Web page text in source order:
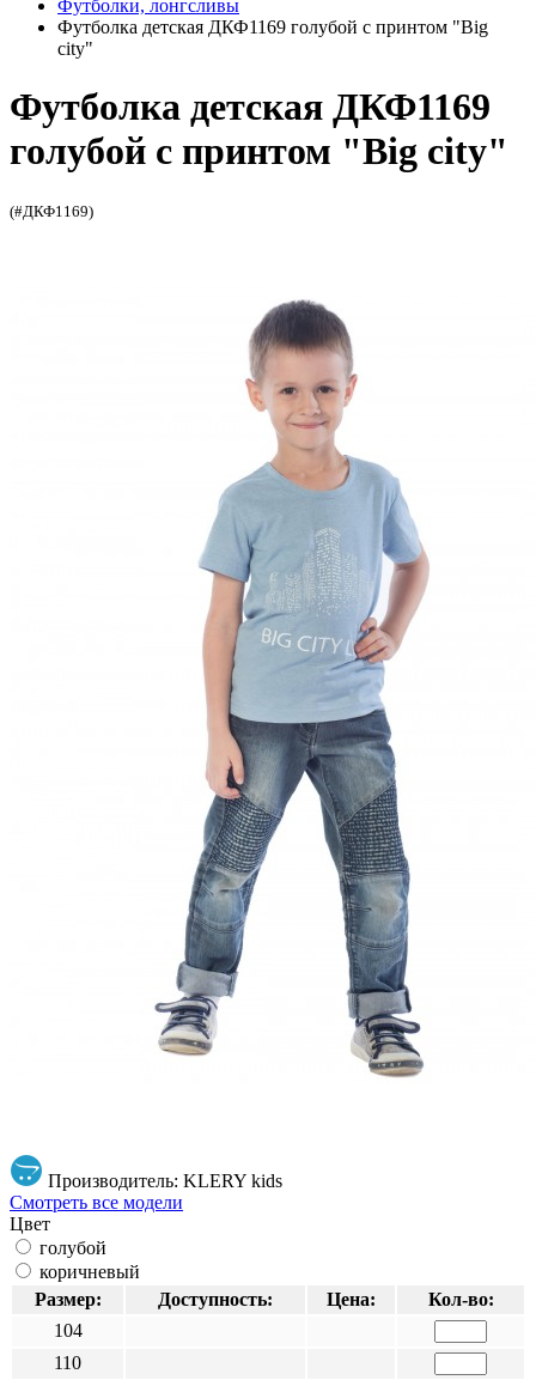
Футболки, лонгсливы
Футболка детская ДКФ1169 голубой с принтом "Big
city"
Футболка детская ДКФ1169
голубой с принтом "Big city"
(#ДКФ1169)
Производитель: KLERY kids
Смотреть все модели
Цвет
голубой
коричневый
Размер:
Доступность: Цена:
Кол-во:
104
110